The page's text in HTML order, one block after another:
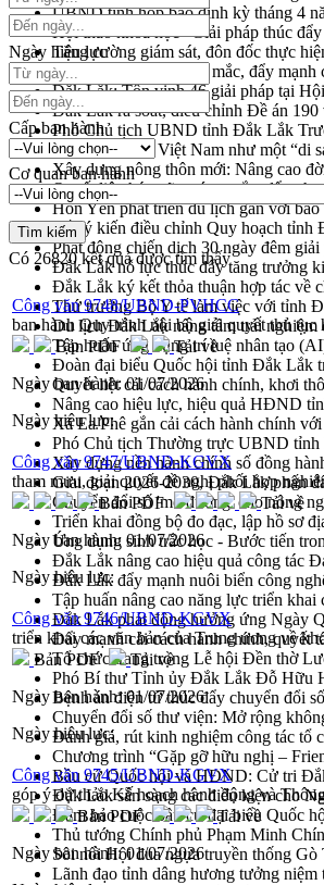
UBND tỉnh họp báo định kỳ tháng 4
Hội thảo khoa học “Giải pháp thúc
Tăng cường giám sát, đôn đốc thực
Tháo gỡ những vướng mắc, đẩy mạnh
Đắk Lắk: Tôn vinh 46 giải pháp tại
Đắk Lắk rà soát, điều chỉnh Đề án 190
Phó Chủ tịch UBND tỉnh Đắk Lắk
Định vị cà phê Việt Nam như một “di
Xây dựng nông thôn mới: Nâng cao
Quyết liệt tháo gỡ vướng mắc, đẩy
Hòn Yến phát triển du lịch gắn với bảo
Lấy ý kiến điều chỉnh Quy hoạch tỉnh
Phát động chiến dịch 30 ngày đêm
Đắk Lắk nỗ lực thúc đẩy tăng trưởng
Đắk Lắk ký kết thỏa thuận hợp tác về
Thứ trưởng Bộ Y tế làm việc với tỉnh
Du lịch Đắk Lắk nâng tầm trải nghiệm
Tập huấn ứng dụng trí tuệ nhân tạo
Đoàn đại biểu Quốc hội tỉnh Đắk Lắk
Quyết liệt cải cách hành chính, khơi
Nâng cao hiệu lực, hiệu quả HĐND
Xã Ea Phê gắn cải cách hành chính
Phó Chủ tịch Thường trực UBND tỉnh
Xây dựng nền hành chính số đồng
Giai đoạn 2026-2030, Đắk Lắk phấn
Chuyển đổi số 'mở đường' cho nông
Triển khai đồng bộ đo đạc, lập hồ sơ
Ứng dụng sinh trắc học - Bước tiến
Đắk Lắk nâng cao hiệu quả công tác
Đắk Lắk đẩy mạnh nuôi biển công
Tập huấn nâng cao năng lực triển
Đắk Lắk phát động hưởng ứng Ngày
Đẩy mạnh cải cách hành chính, quyết
Tổ chức trang trọng Lễ hội Đền thờ
Phó Bí thư Tỉnh ủy Đắk Lắk Đỗ Hữu
Bệnh án điện tử thúc đẩy chuyển đổi
Chuyển đổi số thư viện: Mở rộng
Đánh giá, rút kinh nghiệm công tác tổ
Chương trình “Gặp gỡ hữu nghị –
Bầu cử Quốc hội và HĐND: Cử tri
Đắk Lắk sẵn sàng các điều kiện cho
Đảm bảo cuộc bầu cử đại biểu Quốc
Thủ tướng Chính phủ Phạm Minh
Sôi nổi Hội đua ngựa truyền thống
Lãnh đạo tỉnh dâng hương tưởng
Ngày hiệu lực
Cấp ban hành
Cơ quan ban hành
Có 26820kết quả được tìm thấy
Công văn 9748/UBND-PVHCC
ban hành Quy trình nội bộ giải quyết thủ
Bản PDF
Tải về
Ngày ban hành:01/07/2026
Ngày hiệu lực:
Công văn 9747/UBND-KGVX
tham mưu, giải quyết đề nghị phối hợp
Bản PDF
Tải về
Ngày ban hành: 01/07/2026
Ngày hiệu lực:
Công văn 9746/UBND-KGVX
triển khai các văn bản của Trung ương về
Bản PDF
Tải về
Ngày ban hành:01/07/2026
Ngày hiệu lực:
Công văn 9745/UBND-KGVX
góp ý dự thảo Kế hoạch hành động và
Bản PDF
Tải về
Ngày ban hành:01/07/2026